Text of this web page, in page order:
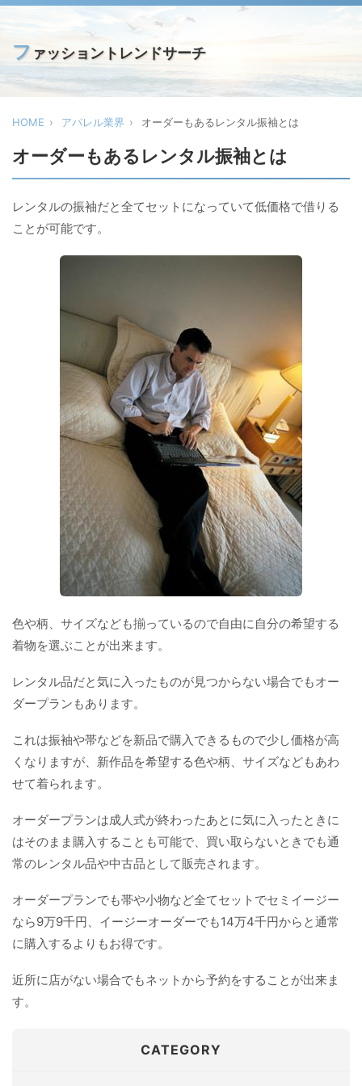
フ ァッショントレンドサーチ
HOME アパレル業界 オーダーもあるレンタル振袖とは
オーダーもあるレンタル振袖とは
レンタルの振袖だと全てセットになっていて低価格で借りる
ことが可能です。
色や柄、サイズなども揃っているので自由に自分の希望する
着物を選ぶことが出来ます。
レンタル品だと気に入ったものが見つからない場合でもオー
ダープランもあります。
これは振袖や帯などを新品で購入できるもので少し価格が高
くなりますが、新作品を希望する色や柄、サイズなどもあわ
せて着られます。
オーダープランは成人式が終わったあとに気に入ったときに
はそのまま購入することも可能で、買い取らないときでも通
常のレンタル品や中古品として販売されます。
オーダープランでも帯や小物など全てセットでセミイージー
なら9万9千円、イージーオーダーでも14万4千円からと通常
に購入するよりもお得です。
近所に店がない場合でもネットから予約をすることが出来ま
す。
CATEGORY